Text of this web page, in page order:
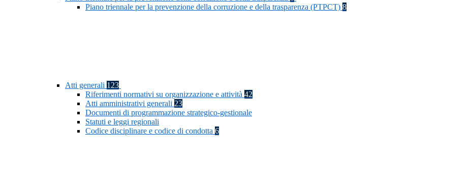
Piano triennale per la prevenzione della corruzione e della trasparenza (PTPCT) 8
Atti generali 123
Riferimenti normativi su organizzazione e attività 42
Atti amministrativi generali 23
Documenti di programmazione strategico-gestionale
Statuti e leggi regionali
Codice disciplinare e codice di condotta 6